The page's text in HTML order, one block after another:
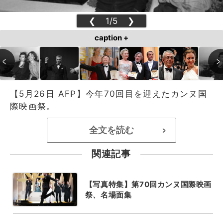
❮ 1/5 ❯
caption +
【5月26日 AFP】今年70回目を迎えたカンヌ国
際映画祭。
全文を読む >
関連記事
【写真特集】第70回カンヌ国際映画
祭、名場面集